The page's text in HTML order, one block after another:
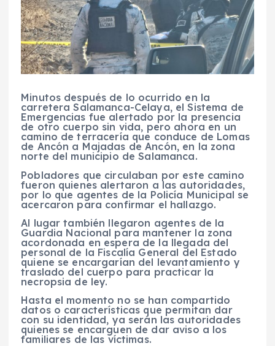
Minutos después de lo ocurrido en la
carretera Salamanca-Celaya, el Sistema de
Emergencias fue alertado por la presencia
de otro cuerpo sin vida, pero ahora en un
camino de terracería que conduce de Lomas
de Ancón a Majadas de Ancón, en la zona
norte del municipio de Salamanca.
Pobladores que circulaban por este camino
fueron quienes alertaron a las autoridades,
por lo que agentes de la Policía Municipal se
acercaron para confirmar el hallazgo.
Al lugar también llegaron agentes de la
Guardia Nacional para mantener la zona
acordonada en espera de la llegada del
personal de la Fiscalía General del Estado
quiene se encargarían del levantamiento y
traslado del cuerpo para practicar la
necropsia de ley.
Hasta el momento no se han compartido
datos o características que permitan dar
con su identidad, ya serán las autoridades
quienes se encarguen de dar aviso a los
familiares de las víctimas.